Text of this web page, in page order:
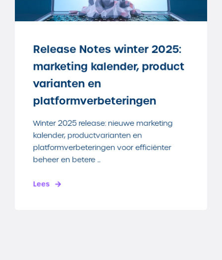
Release Notes winter 2025:
marketing kalender, product
varianten en
platformverbeteringen
Winter 2025 release: nieuwe marketing
kalender, productvarianten en
platformverbeteringen voor efficiënter
beheer en betere ...
Lees